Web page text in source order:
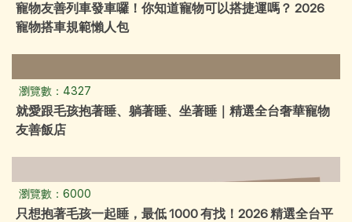
寵物友善列車發車囉！你知道寵物可以搭捷運嗎？ 2026
寵物搭車規範懶人包
瀏覽數：4327
就愛跟毛孩抱著睡、躺著睡、坐著睡｜精選全台奢華寵物
友善飯店
瀏覽數：6000
只想抱著毛孩一起睡，最低 1000 有找！2026 精選全台平